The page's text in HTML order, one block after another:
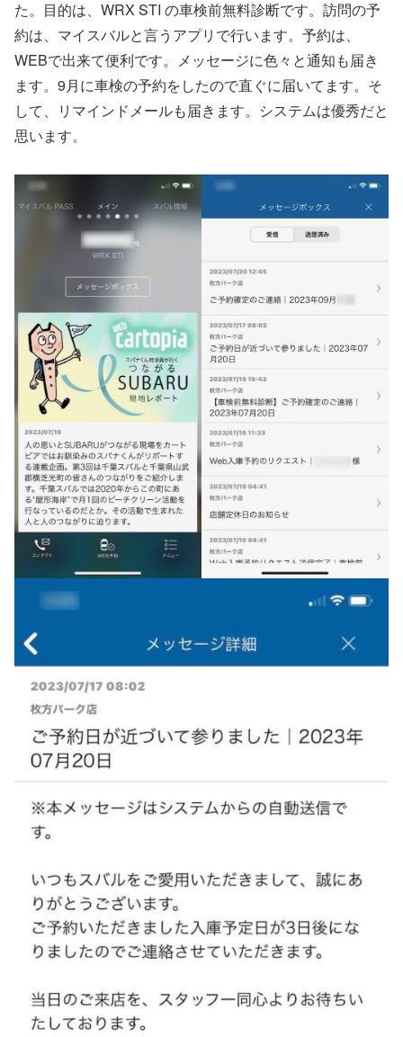
た。目的は、WRX STI の車検前無料診断です。訪問の予
約は、マイスバルと言うアプリで行います。予約は、
WEBで出来て便利です。メッセージに色々と通知も届き
ます。9月に車検の予約をしたので直ぐに届いてます。そ
して、リマインドメールも届きます。システムは優秀だと
思います。